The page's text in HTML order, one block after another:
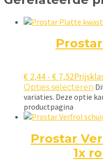
€ 2,44 - € 7,52
Opties selecteren
variaties. Deze optie
productpagina
Prostar
1x